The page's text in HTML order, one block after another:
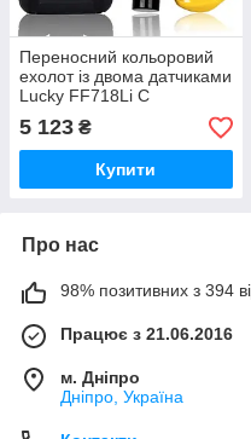
Переносний кольоровий
ехолот із двома датчиками
Lucky FF718Li C
5 123 ₴
Купити
Про нас
98% позитивних з 394
Працює з 21.06.2016
м. Дніпро
Дніпро, Україна